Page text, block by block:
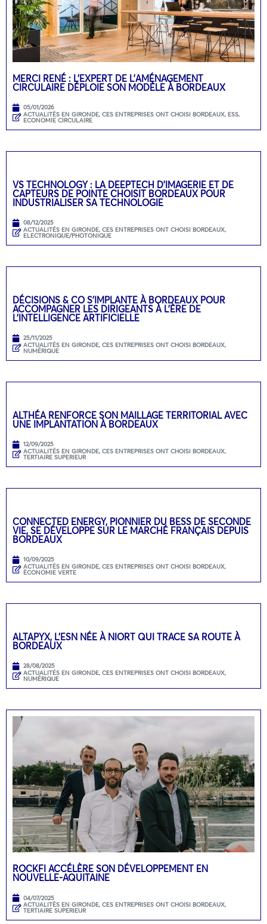
MERCI RENÉ : L’EXPERT DE L’AMÉNAGEMENT
CIRCULAIRE DÉPLOIE SON MODÈLE À BORDEAUX
05/01/2026
ACTUALITÉS EN GIRONDE, CES ENTREPRISES ONT CHOISI BORDEAUX, ESS,
ECONOMIE CIRCULAIRE
VS TECHNOLOGY : LA DEEPTECH D’IMAGERIE ET DE
CAPTEURS DE POINTE CHOISIT BORDEAUX POUR
INDUSTRIALISER SA TECHNOLOGIE
08/12/2025
ACTUALITÉS EN GIRONDE, CES ENTREPRISES ONT CHOISI BORDEAUX,
ELECTRONIQUE/PHOTONIQUE
DÉCISIONS & CO S’IMPLANTE À BORDEAUX POUR
ACCOMPAGNER LES DIRIGEANTS À L’ÈRE DE
L’INTELLIGENCE ARTIFICIELLE
25/11/2025
ACTUALITÉS EN GIRONDE, CES ENTREPRISES ONT CHOISI BORDEAUX,
NUMÉRIQUE
ALTHÉA RENFORCE SON MAILLAGE TERRITORIAL AVEC
UNE IMPLANTATION À BORDEAUX
12/09/2025
ACTUALITÉS EN GIRONDE, CES ENTREPRISES ONT CHOISI BORDEAUX,
TERTIAIRE SUPERIEUR
CONNECTED ENERGY, PIONNIER DU BESS DE SECONDE
VIE, SE DÉVELOPPE SUR LE MARCHÉ FRANÇAIS DEPUIS
BORDEAUX
10/09/2025
ACTUALITÉS EN GIRONDE, CES ENTREPRISES ONT CHOISI BORDEAUX,
ÉCONOMIE VERTE
ALTAPYX, L’ESN NÉE À NIORT QUI TRACE SA ROUTE À
BORDEAUX
28/08/2025
ACTUALITÉS EN GIRONDE, CES ENTREPRISES ONT CHOISI BORDEAUX,
NUMÉRIQUE
ROCKFI ACCÉLÈRE SON DÉVELOPPEMENT EN
NOUVELLE-AQUITAINE
04/07/2025
ACTUALITÉS EN GIRONDE, CES ENTREPRISES ONT CHOISI BORDEAUX,
TERTIAIRE SUPERIEUR